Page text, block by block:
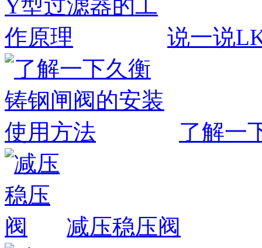
说一说
了解一
减压稳压阀